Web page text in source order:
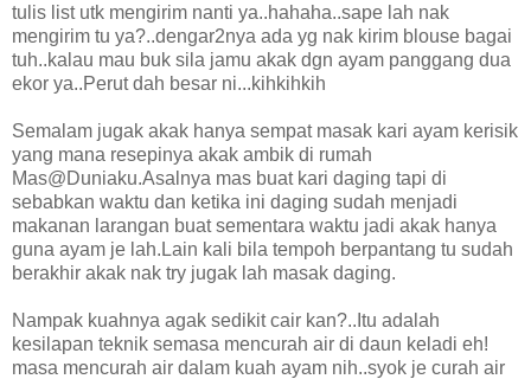
tulis list utk mengirim nanti ya..hahaha..sape lah nak
mengirim tu ya?..dengar2nya ada yg nak kirim blouse bagai
tuh..kalau mau buk sila jamu akak dgn ayam panggang dua
ekor ya..Perut dah besar ni...kihkihkih
Semalam jugak akak hanya sempat masak kari ayam kerisik
yang mana resepinya akak ambik di rumah
Mas@Duniaku.Asalnya mas buat kari daging tapi di
sebabkan waktu dan ketika ini daging sudah menjadi
makanan larangan buat sementara waktu jadi akak hanya
guna ayam je lah.Lain kali bila tempoh berpantang tu sudah
berakhir akak nak try jugak lah masak daging.
Nampak kuahnya agak sedikit cair kan?..Itu adalah
kesilapan teknik semasa mencurah air di daun keladi eh!
masa mencurah air dalam kuah ayam nih..syok je curah air